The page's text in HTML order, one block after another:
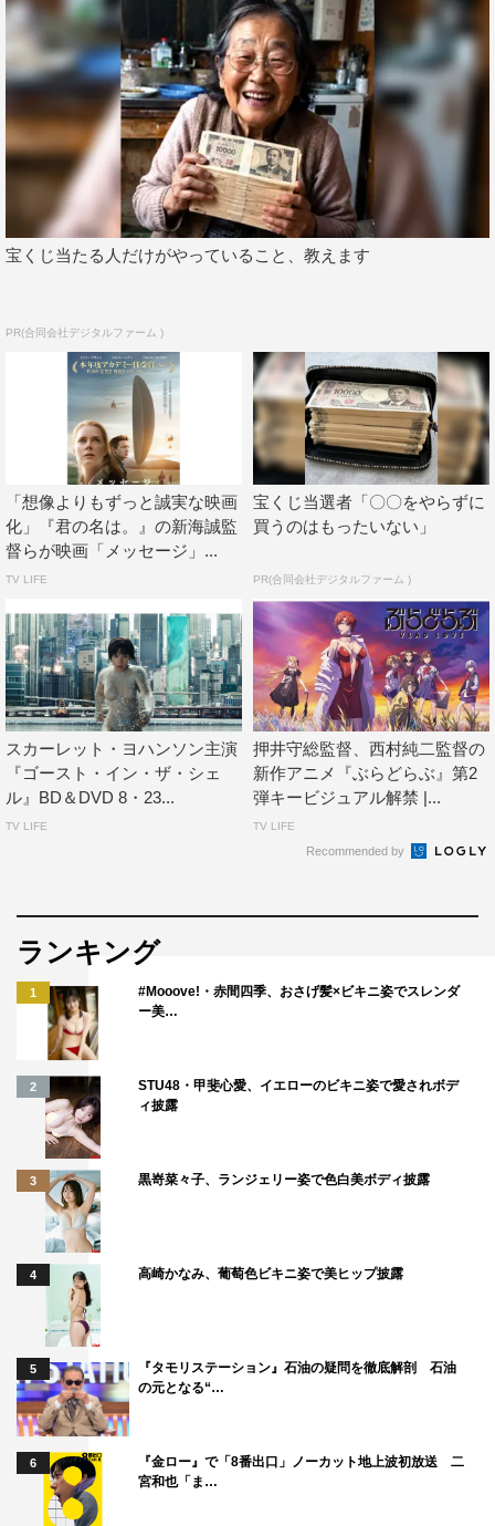
「映画に愛をこめて アメリカの夜」には、見事に騙され
ました！たしか大学2年生の頃に観たんだと思うんだけ
ど、観た直後に「映画監督になるしかない！映画監督にな
らなきゃ生きていけない！」と思ったんです。劇中に「君
や私のような人間はね、映画の中でしか幸福になれないん
です」っていう有名なセリフがあるんです。だから、現実
との折り合いなんて諦めろっていう話なんだけど、そこに
痺れた。自分もそう思い込んじゃったんだよね。まぁ、後
になってそれは勘違いだったと判明するんだけど（笑）。
どうせこれ挙げるんだろ？って思ったんじゃないかと思う
んだけど、やっぱり「ブレードランナー」は外せません！
映画ベスト10を決めてくれと依頼された時ってその時の気
分で基準を変えるんだけど、どの基準に照らしても必ず入
ってきちゃうのがこの作品。僕は「感動をもらった」とか
そういうの大っ嫌いなんだけど、この映画には確かに勇気
づけられた。「映画にしかできないことってなんだろう」
けでいいんだ！」と思い込んじゃった（笑）。これが大き
な勘違いで。ストーリーもキャラクターも必要だったんで
す。そういうことで、何度も何度も痛い目にあって、その
結果として自分なりの考え方ができてきた。全部、戦いか
ら学んだ「戦訓」ですね。だから、僕の話は聞く価値があ
ると思うんだけど、「うるせえな」ってなもんで誰も聞い
てくれない（笑）。いろんなことを考える契機になった
よ。いまだに考えているけどね。
「ブレードランナー」って、どういうストーリーだったか
宝くじ当たる人だけがやっていること、教えます
PR(合同会社デジタルファーム )
「想像よりもずっと誠実な映画
化」『君の名は。』の新海誠監
督らが映画「メッセージ」...
TV LIFE
宝くじ当選者「〇〇をやらずに
買うのはもったいない」
PR(合同会社デジタルファーム )
スカーレット・ヨハンソン主演
『ゴースト・イン・ザ・シェ
ル』BD＆DVD 8・23...
TV LIFE
押井守総監督、西村純二監督の
新作アニメ『ぶらどらぶ』第2
弾キービジュアル解禁 |...
TV LIFE
Recommended by
ランキング
1
#Mooove!・赤間四季、おさげ髪×ビキニ姿でスレンダ
ー美…
2
STU48・甲斐心愛、イエローのビキニ姿で愛されボデ
ィ披露
3 黒嵜菜々子、ランジェリー姿で色白美ボディ披露
4 高崎かなみ、葡萄色ビキニ姿で美ヒップ披露
5
『タモリステーション』石油の疑問を徹底解剖 石油
の元となる“…
6
『金ロー』で「8番出口」ノーカット地上波初放送 二
宮和也「ま…